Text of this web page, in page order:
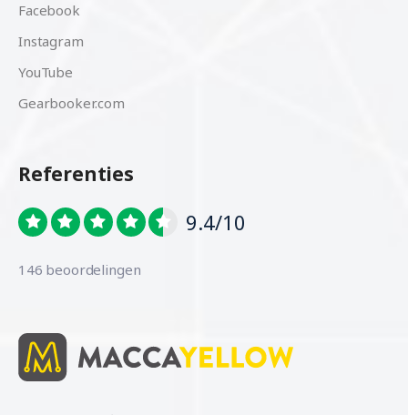
Facebook
Instagram
YouTube
Gearbooker.com
Referenties
9.4/10
146 beoordelingen